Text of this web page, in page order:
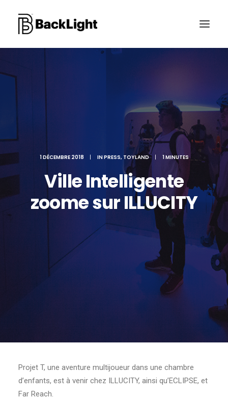
LE STUDIO
CONTACT
RECHERCHE
1 DÉCEMBRE 2018 | INPRESS, TOYLAND | 1 MINUTES
Ville Intelligente
zoome sur ILLUCITY
Projet T, une aventure multijoueur dans une chambre
d’enfants, est à venir chez ILLUCITY, ainsi qu’ECLIPSE, et
Far Reach.